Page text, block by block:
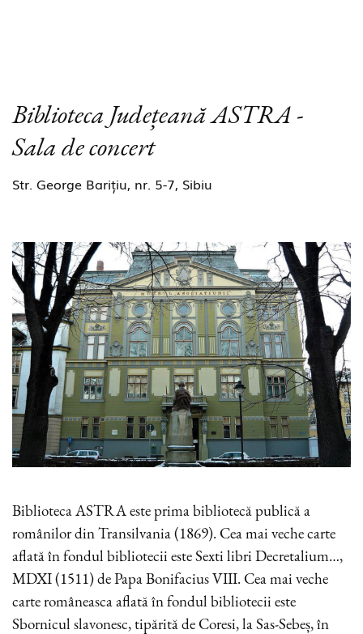
Biblioteca Județeană ASTRA -
Sala de concert
Str. George Barițiu, nr. 5-7, Sibiu
Biblioteca ASTRA este prima bibliotecă publică a
românilor din Transilvania (1869). Cea mai veche carte
aflată în fondul bibliotecii este Sexti libri Decretalium…,
MDXI (1511) de Papa Bonifacius VIII. Cea mai veche
carte româneasca aflată în fondul bibliotecii este
Sbornicul slavonesc, tipărită de Coresi, la Sas-Sebeș, în